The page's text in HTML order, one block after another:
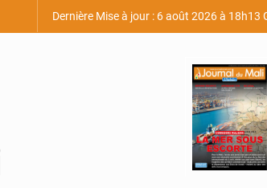
Dernière Mise à jour : 6 août 2026 à 18h13